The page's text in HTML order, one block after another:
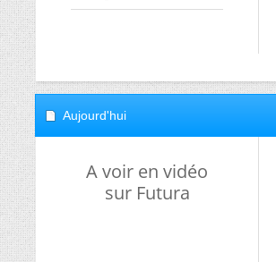
Aujourd'hui
A voir en vidéo
sur Futura